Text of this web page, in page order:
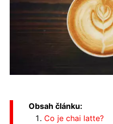
Obsah článku:
Co je chai latte?